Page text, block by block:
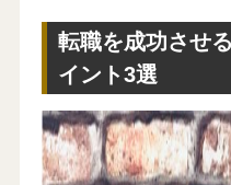
転職を成功させ
イント3選